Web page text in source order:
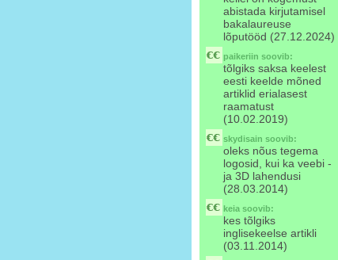
abistada kirjutamisel
bakalaureuse
lõputööd (27.12.2024)
paikeriin soovib:
tõlgiks saksa keelest
eesti keelde mõned
artiklid erialasest
raamatust
(10.02.2019)
skydisain soovib:
oleks nõus tegema
logosid, kui ka veebi -
ja 3D lahendusi
(28.03.2014)
keia soovib:
kes tõlgiks
inglisekeelse artikli
(03.11.2014)